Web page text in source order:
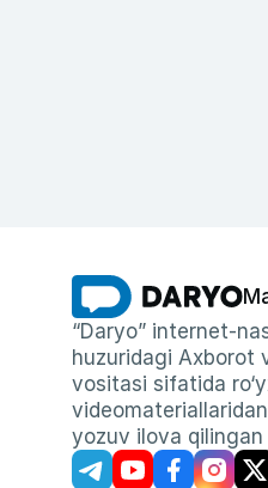
“Daryo” internet-
huzuridagi Axborot
vositasi sifatida
yozuv ilova qilingan